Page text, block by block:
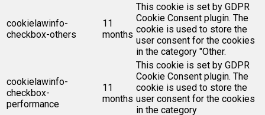
cookielawinfo-
checkbox-others
11
months
This cookie is set by GDPR
Cookie Consent plugin. The
cookie is used to store the
user consent for the cookies
in the category "Other.
cookielawinfo-
checkbox-
performance
11
months
This cookie is set by GDPR
Cookie Consent plugin. The
cookie is used to store the
user consent for the cookies
in the category